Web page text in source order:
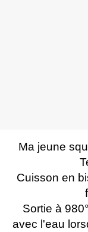
Ma jeune
Cuisson en
Sortie à
avec l'eau